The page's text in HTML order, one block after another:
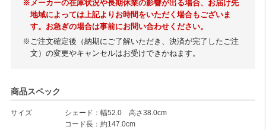
※メーカーの在庫状況や長期休業の影響が出る場合、お届け先
地域によっては上記よりお時間をいただく場合もございま
す。お急ぎの場合は事前にお問い合わせください。
※ご注文確定後（納期にご了解いただき、決済が完了したご注
文）の変更やキャンセルはお受けできかねます。
商品スペック
サイズ
シェード：幅52.0 高さ38.0cm
コード長：約147.0cm